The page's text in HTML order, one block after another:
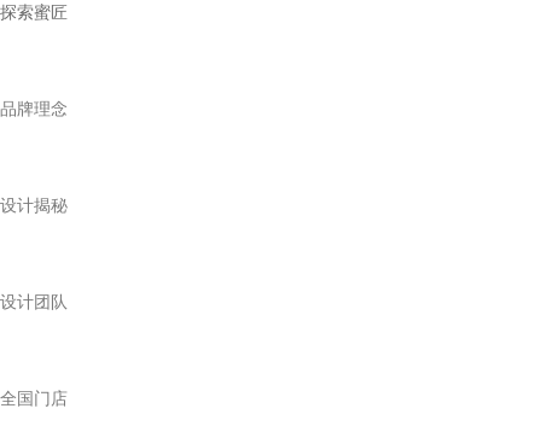
探索蜜匠
品牌理念
设计揭秘
设计团队
全国门店